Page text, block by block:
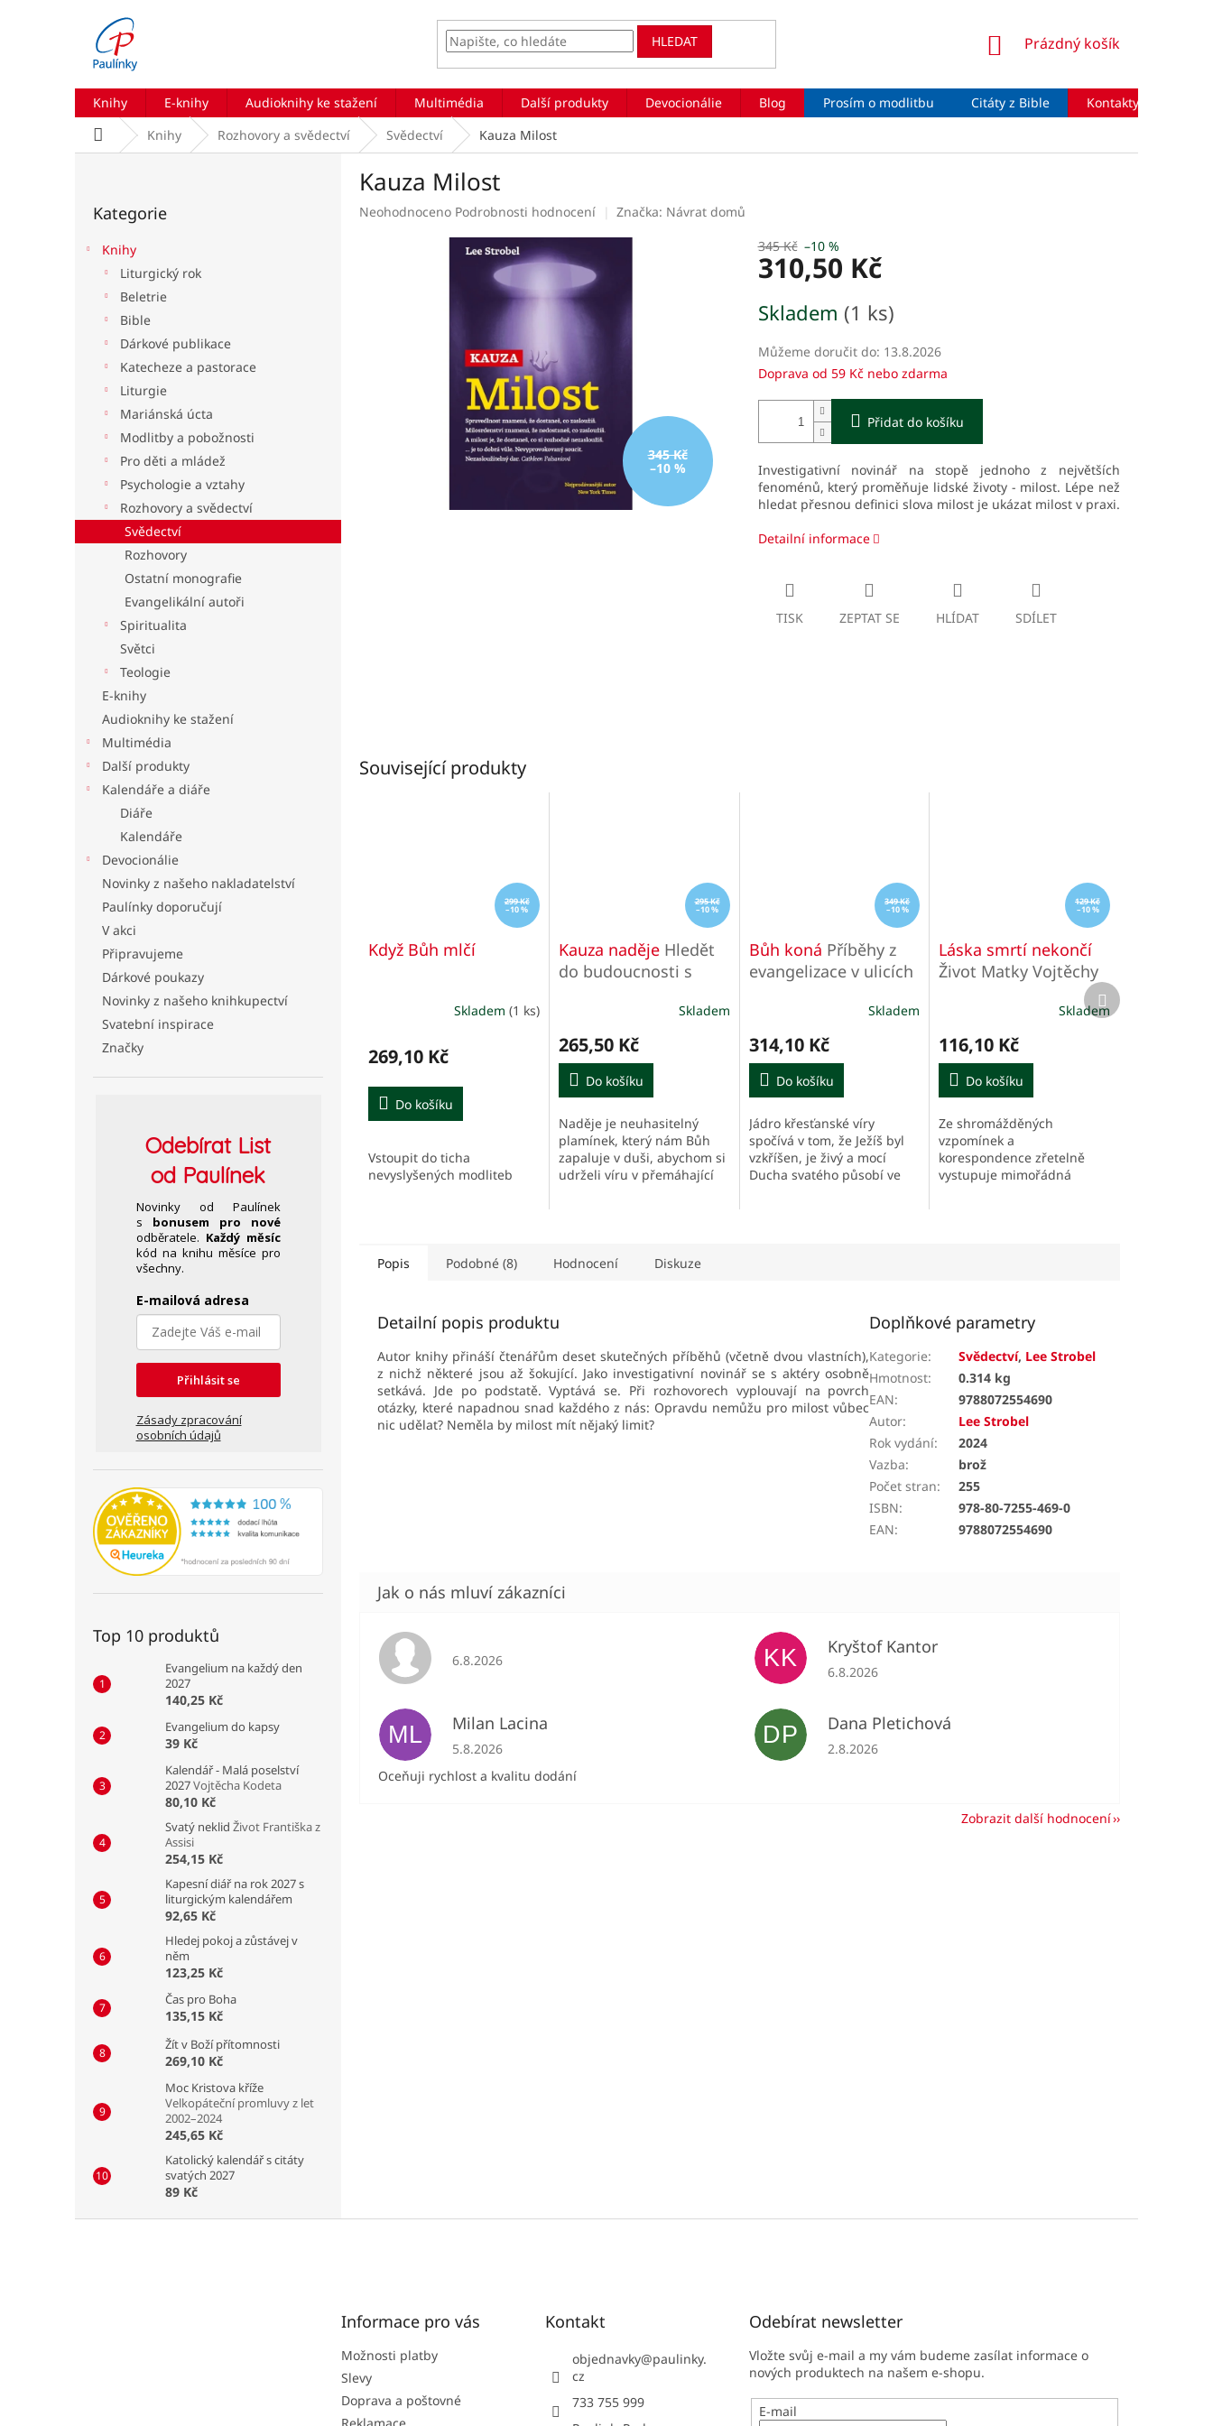
HLEDAT
NÁKUPNÍ
Prázdný košík
Knihy E-knihy Audioknihy ke stažení Multimédia Další produkty Devocionálie Blog Prosím o modlitbu Citáty z Bible Kontakty
Domů Knihy Rozhovory a svědectví Svědectví Kauza Milost
kategorie
Kategorie
Knihy
Liturgický rok
Beletrie
Bible
Dárkové publikace
Katecheze a pastorace
Liturgie
Mariánská úcta
Modlitby a pobožnosti
Pro děti a mládež
Psychologie a vztahy
Rozhovory a svědectví
Svědectví
Rozhovory
Ostatní monografie
Evangelikální autoři
Spiritualita
Světci
Teologie
E-knihy
Audioknihy ke stažení
Multimédia
Další produkty
Kalendáře a diáře
Diáře
Kalendáře
Devocionálie
Novinky z našeho nakladatelství
Paulínky doporučují
V akci
Připravujeme
Dárkové poukazy
Novinky z našeho knihkupectví
Svatební inspirace
Značky
OdebíratList
od Paulínek
Novinky od Paulínek
s bonusem pro nové
odběratele. Každý měsíc
kód na knihu měsíce pro
všechny.
E-mailová adresa
Přihlásit se
Zásady zpracování
osobních údajů
Top 10 produktů
Evangelium na každý den
2027
140,25 Kč
Evangelium do kapsy
39 Kč
Kalendář - Malá poselství
2027Vojtěcha Kodeta
80,10 Kč
Svatý neklid Život Františka z
Assisi
254,15 Kč
Kapesní diář na rok 2027 s
liturgickým kalendářem
92,65 Kč
Hledej pokoj a zůstávej v
něm
123,25 Kč
Čas pro Boha
135,15 Kč
Žít v Boží přítomnosti
269,10 Kč
Moc Kristova kříže
Velkopáteční promluvy z let
2002–2024
245,65 Kč
Katolický kalendář s citáty
svatých 2027
89 Kč
Kauza Milost
Průměrné
Neohodnoceno Podrobnosti hodnocení Značka: Návrat domů
345 Kč
–10 %
345 Kč –10 %
310,50 Kč
cena:
Skladem (1 ks)
Můžeme doručit do: 13.8.2026
Doprava od 59 Kč nebo zdarma
Přidat do košíku
Investigativní novinář na stopě jednoho z největších
fenoménů, který proměňuje lidské životy - milost. Lépe než
hledat přesnou definici slova milost je ukázat milost v praxi.
Detailní informace
TISK ZEPTAT SE HLÍDAT SDÍLET
Související produkty
299 Kč
–10 %
Když Bůh mlčí
produktu
je
Skladem (1 ks)
269,10 Kč
Do košíku
Vstoupit do ticha
nevyslyšených modliteb
295 Kč
–10 %
Kauza naděje Hledět
do budoucnosti s
Skladem
265,50 Kč
Do košíku
Naděje je neuhasitelný
plamínek, který nám Bůh
zapaluje v duši, abychom si
udrželi víru v přemáhající
349 Kč
–10 %
Bůh koná Příběhy z
evangelizace v ulicích
Skladem
314,10 Kč
Do košíku
Jádro křesťanské víry
spočívá v tom, že Ježíš byl
vzkříšen, je živý a mocí
Ducha svatého působí ve
129 Kč
–10 %
Láska smrtí nekončí
Život Matky Vojtěchy
Hasmandové (1914-
Skladem
116,10 Kč
Do košíku
Ze shromážděných
vzpomínek a
korespondence zřetelně
vystupuje mimořádná
Další
produkt
Popis Podobné (8) Hodnocení Diskuze
Detailní popis produktu
Autor knihy přináší čtenářům deset skutečných příběhů (včetně dvou vlastních),
z nichž některé jsou až šokující. Jako investigativní novinář se s aktéry osobně
setkává. Jde po podstatě. Vyptává se. Při rozhovorech vyplouvají na povrch
otázky, které napadnou snad každého z nás: Opravdu nemůžu pro milost vůbec
nic udělat? Neměla by milost mít nějaký limit?
Doplňkové parametry
Kategorie: Svědectví, Lee Strobel
Hmotnost:
0.314 kg
EAN:
9788072554690
Autor:
Lee Strobel
Rok vydání:
2024
Vazba:
brož
Počet stran:
255
ISBN:
978-80-7255-469-0
EAN: 9788072554690
Hodnocení obchodu je 5 z 5 hvězdiček.
6.8.2026 KK Kryštof Kantor
Hodnocení obchodu je 5 z 5 hvězdiček.
6.8.2026
ML Milan Lacina
Hodnocení obchodu je 5 z 5 hvězdiček.
5.8.2026
Oceňuji rychlost a kvalitu dodání
DP Dana Pletichová
Hodnocení obchodu je 5 z 5 hvězdiček.
2.8.2026
Zobrazit další hodnocení
Informace pro vás
Možnosti platby
Slevy
Doprava a poštovné
Reklamace
Kontakt
objednavky@paulinky.
cz
733 755 999
Odebírat newsletter
Vložte svůj e-mail a my vám budeme zasílat informace o
nových produktech na našem e-shopu.
E-mail